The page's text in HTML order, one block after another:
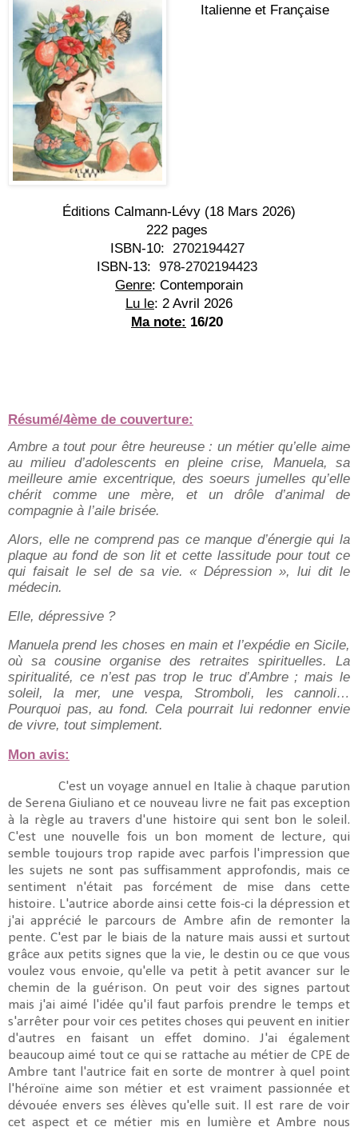
Italienne et Française
Éditions Calmann-Lévy (18 Mars 2026)
222 pages
ISBN-10: 2702194427
ISBN-13: 978-2702194423
Genre: Contemporain
Lu le: 2 Avril 2026
Ma note: 16/20
Résumé/4ème de couverture:
Ambre a tout pour être heureuse : un métier qu’elle aime
au milieu d’adolescents en pleine crise, Manuela, sa
meilleure amie excentrique, des soeurs jumelles qu’elle
chérit comme une mère, et un drôle d’animal de
compagnie à l’aile brisée.
Alors, elle ne comprend pas ce manque d’énergie qui la
plaque au fond de son lit et cette lassitude pour tout ce
qui faisait le sel de sa vie. « Dépression », lui dit le
médecin.
Elle, dépressive ?
Manuela prend les choses en main et l’expédie en Sicile,
où sa cousine organise des retraites spirituelles. La
spiritualité, ce n’est pas trop le truc d’Ambre ; mais le
soleil, la mer, une vespa, Stromboli, les cannoli…
Pourquoi pas, au fond. Cela pourrait lui redonner envie
de vivre, tout simplement.
Mon avis:
C'est un voyage annuel en Italie à chaque parution
de Serena Giuliano et ce nouveau livre ne fait pas exception
à la règle au travers d'une histoire qui sent bon le soleil.
C'est une nouvelle fois un bon moment de lecture, qui
semble toujours trop rapide avec parfois l'impression que
les sujets ne sont pas suffisamment approfondis, mais ce
sentiment n'était pas forcément de mise dans cette
histoire. L'autrice aborde ainsi cette fois-ci la dépression et
j'ai apprécié le parcours de Ambre afin de remonter la
pente. C'est par le biais de la nature mais aussi et surtout
grâce aux petits signes que la vie, le destin ou ce que vous
voulez vous envoie, qu'elle va petit à petit avancer sur le
chemin de la guérison. On peut voir des signes partout
mais j'ai aimé l'idée qu'il faut parfois prendre le temps et
s'arrêter pour voir ces petites choses qui peuvent en initier
d'autres en faisant un effet domino. J'ai également
beaucoup aimé tout ce qui se rattache au métier de CPE de
Ambre tant l'autrice fait en sorte de montrer à quel point
l'héroïne aime son métier et est vraiment passionnée et
dévouée envers ses élèves qu'elle suit. Il est rare de voir
cet aspect et ce métier mis en lumière et Ambre nous